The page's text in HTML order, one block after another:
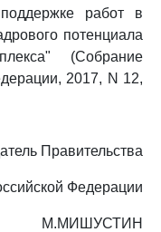
поддержке работ в
потенциала
(Собрание
2017, N 12,
Правительства
Федерации
М.МИШУСТИН